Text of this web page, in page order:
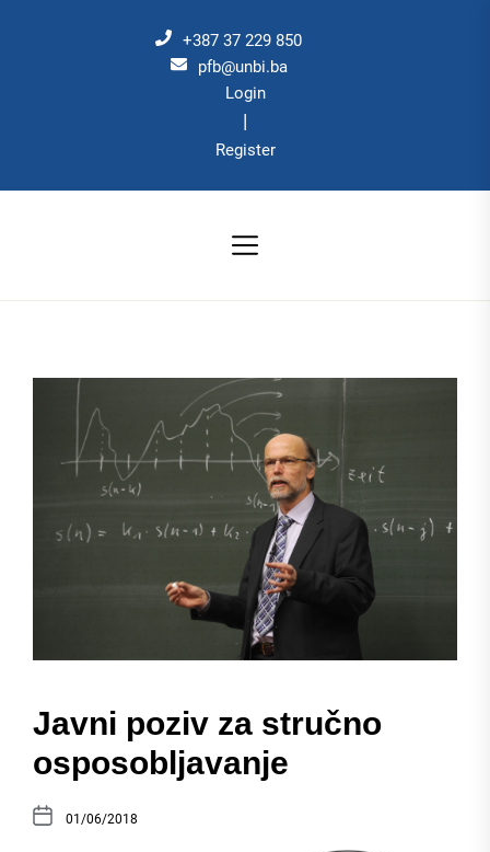
+387 37 229 850
pfb@unbi.ba
Login
|
Register
Javni poziv za stručno
osposobljavanje
01/06/2018